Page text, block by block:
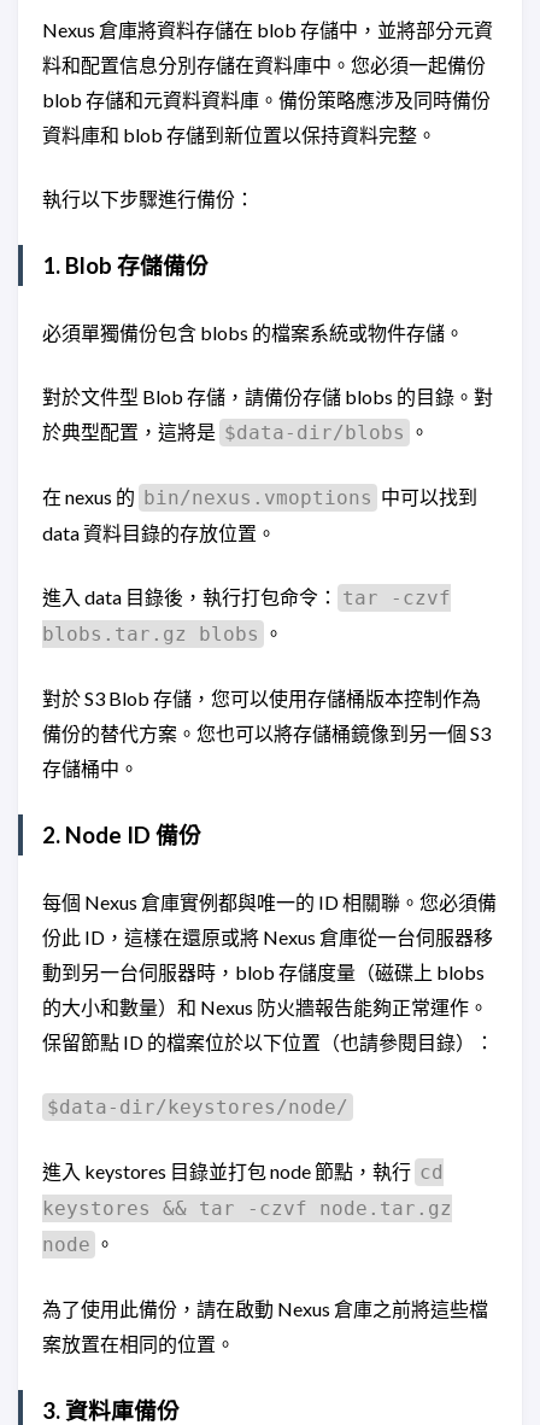
Nexus 倉庫將資料存儲在 blob 存儲中，並將部分元資
料和配置信息分別存儲在資料庫中。您必須一起備份
blob 存儲和元資料資料庫。備份策略應涉及同時備份
資料庫和 blob 存儲到新位置以保持資料完整。
執行以下步驟進行備份：
1. Blob 存儲備份
必須單獨備份包含 blobs 的檔案系統或物件存儲。
對於文件型 Blob 存儲，請備份存儲 blobs 的目錄。對
於典型配置，這將是 $data-dir/blobs 。
在 nexus 的 bin/nexus.vmoptions 中可以找到
data 資料目錄的存放位置。
進入 data 目錄後，執行打包命令： tar -czvf
blobs.tar.gz blobs 。
對於 S3 Blob 存儲，您可以使用存儲桶版本控制作為
備份的替代方案。您也可以將存儲桶鏡像到另一個 S3
存儲桶中。
2. Node ID 備份
每個 Nexus 倉庫實例都與唯一的 ID 相關聯。您必須備
份此 ID，這樣在還原或將 Nexus 倉庫從一台伺服器移
動到另一台伺服器時，blob 存儲度量（磁碟上 blobs
的大小和數量）和 Nexus 防火牆報告能夠正常運作。
保留節點 ID 的檔案位於以下位置（也請參閱目錄）：
$data-dir/keystores/node/
進入 keystores 目錄並打包 node 節點，執行 cd
keystores && tar -czvf node.tar.gz
node 。
為了使用此備份，請在啟動 Nexus 倉庫之前將這些檔
案放置在相同的位置。
3. 資料庫備份